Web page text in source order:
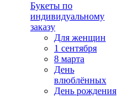
Букеты по
индивидуальному
заказу
Для женщин
1 сентября
8 марта
День
влюблённых
День рождения